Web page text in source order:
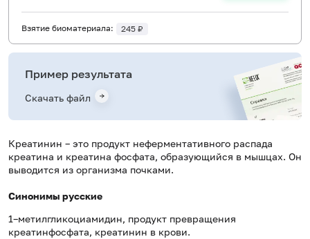
Креатинин – это продукт неферментативного распада
креатина и креатина фосфата, образующийся в мышцах. Он
выводится из организма почками.
Синонимы русские
1–метилгликоциамидин, продукт превращения
креатинфосфата, креатинин в крови.
Взятие биоматериала: 245 ₽
Пример результата
Скачать файл